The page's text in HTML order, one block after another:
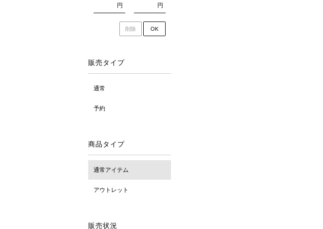
円 円
削除 OK
販売タイプ
通常
予約
商品タイプ
通常アイテム
アウトレット
販売状況